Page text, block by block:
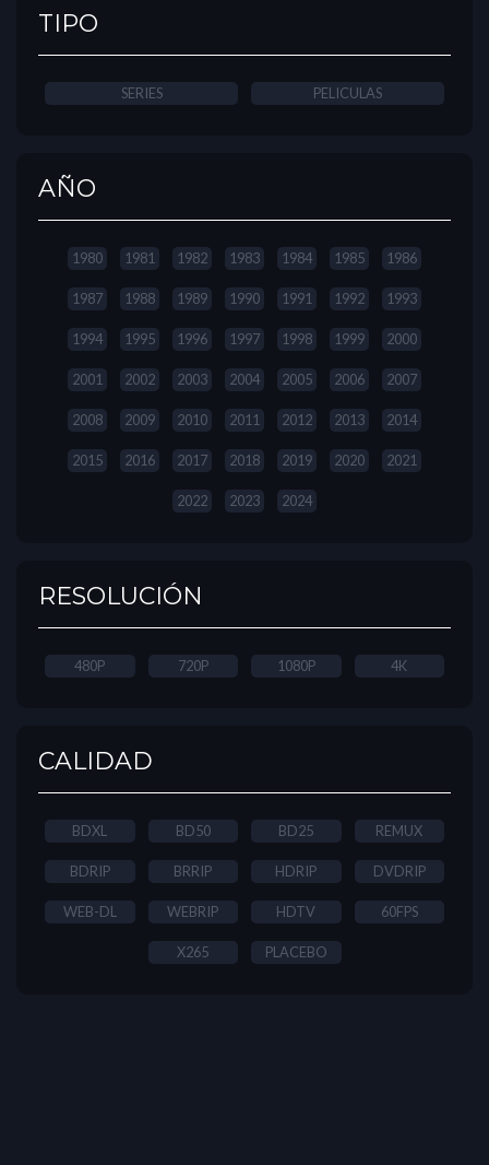
TIPO
SERIES PELICULAS
AÑO
1980 1981 1982 1983 1984 1985 1986
1987 1988 1989 1990 1991 1992 1993
1994 1995 1996 1997 1998 1999 2000
2001 2002 2003 2004 2005 2006 2007
2008 2009 2010 2011 2012 2013 2014
2015 2016 2017 2018 2019 2020 2021
2022 2023 2024
RESOLUCIÓN
480P 720P 1080P 4K
CALIDAD
BDXL BD50 BD25 REMUX
BDRIP BRRIP HDRIP DVDRIP
WEB-DL WEBRIP HDTV 60FPS
X265 PLACEBO